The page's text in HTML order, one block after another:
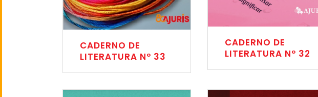
CADERNO DE
LITERATURA Nº 33
CADERNO DE
LITERATURA Nº 32